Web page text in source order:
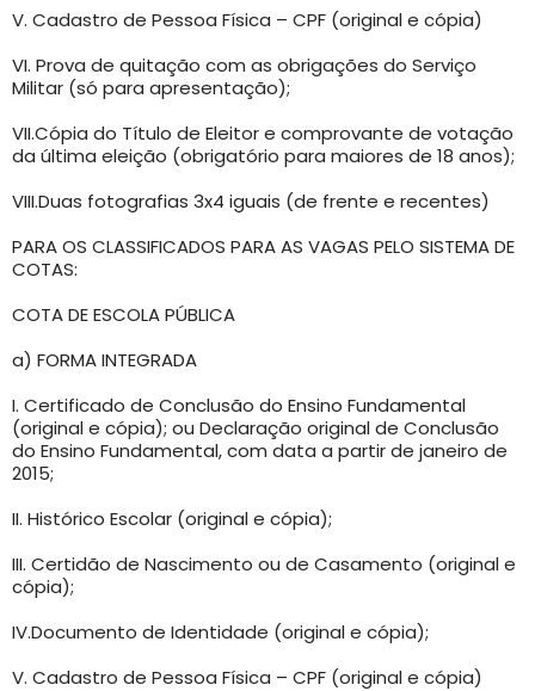
V. Cadastro de Pessoa Física – CPF (original e cópia)
VI. Prova de quitação com as obrigações do Serviço
Militar (só para apresentação);
VII.Cópia do Título de Eleitor e comprovante de votação
da última eleição (obrigatório para maiores de 18 anos);
VIII.Duas fotografias 3x4 iguais (de frente e recentes)
PARA OS CLASSIFICADOS PARA AS VAGAS PELO SISTEMA DE
COTAS:
COTA DE ESCOLA PÚBLICA
a) FORMA INTEGRADA
I. Certificado de Conclusão do Ensino Fundamental
(original e cópia); ou Declaração original de Conclusão
do Ensino Fundamental, com data a partir de janeiro de
2015;
II. Histórico Escolar (original e cópia);
III. Certidão de Nascimento ou de Casamento (original e
cópia);
IV.Documento de Identidade (original e cópia);
V. Cadastro de Pessoa Física – CPF (original e cópia)